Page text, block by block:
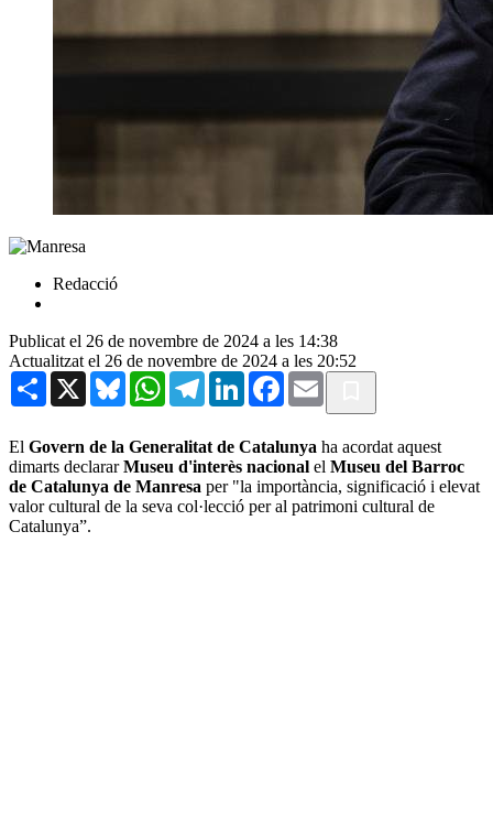
Redacció
Publicat el 26 de novembre de 2024 a les 14:38
Actualitzat el 26 de novembre de 2024 a les 20:52
Share X BlueskyWhatsAppTelegramLinkedInFacebook
Email
El Govern de la Generalitat de Catalunya ha acordat aquest
dimarts declararMuseu d'interès nacional el Museu del Barroc
de Catalunya de Manresa per "la importància, significació i elevat
valor cultural de la seva col·lecció per al patrimoni cultural de
Catalunya”.